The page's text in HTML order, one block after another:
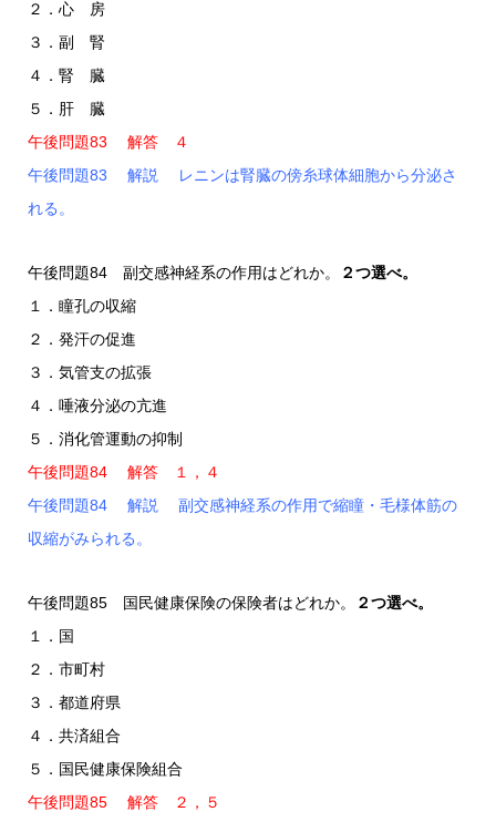
２．心 房
３．副 腎
４．腎 臓
５．肝 臓
午後問題83 解答 ４
午後問題83 解説 レニンは腎臓の傍糸球体細胞から分泌さ
れる。
午後問題84 副交感神経系の作用はどれか。
２つ選べ。
１．瞳孔の収縮
２．発汗の促進
３．気管支の拡張
４．唾液分泌の亢進
５．消化管運動の抑制
午後問題84 解答 １，４
午後問題84 解説 副交感神経系の作用で縮瞳・毛様体筋の
収縮がみられる。
午後問題85 国民健康保険の保険者はどれか。
２つ選べ。
１．国
２．市町村
３．都道府県
４．共済組合
５．国民健康保険組合
午後問題85 解答 ２，５